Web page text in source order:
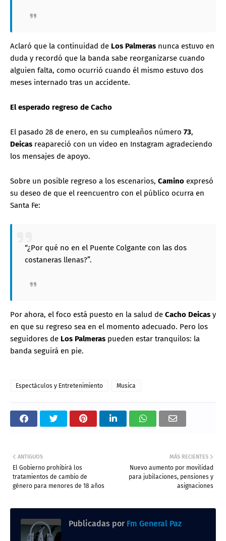
Aclaró que la continuidad de Los Palmeras nunca estuvo en
duda y recordó que la banda sabe reorganizarse cuando
alguien falta, como ocurrió cuando él mismo estuvo dos
meses internado tras un accidente.
El esperado regreso de Cacho
El pasado 28 de enero, en su cumpleaños número 73,
Deicas reapareció con un video en Instagram agradeciendo
los mensajes de apoyo.
Sobre un posible regreso a los escenarios, Camino expresó
su deseo de que el reencuentro con el público ocurra en
Santa Fe:
“¿Por qué no en el Puente Colgante con las dos
costaneras llenas?”.
Por ahora, el foco está puesto en la salud de Cacho Deicas y
en que su regreso sea en el momento adecuado. Pero los
seguidores de Los Palmeras pueden estar tranquilos: la
banda seguirá en pie.
Espectáculos y Entretenimiento Musica
MÁS RECIENTES
Nuevo aumento por movilidad
para jubilaciones, pensiones y
asignaciones
ANTIGUOS
El Gobierno prohibirá los
tratamientos de cambio de
género para menores de 18 años
Publicadas por Fm General Paz